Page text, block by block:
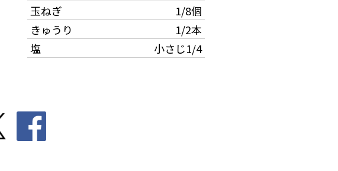
玉ねぎ
1/8個
きゅうり
1/2本
塩
小さじ1/4